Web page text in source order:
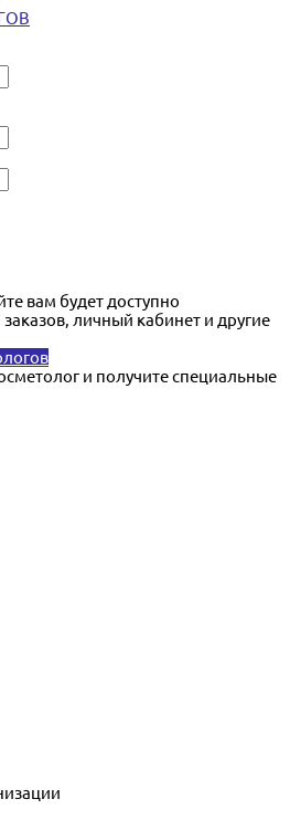
вам будет доступно
личный кабинет и другие
и получите специальные